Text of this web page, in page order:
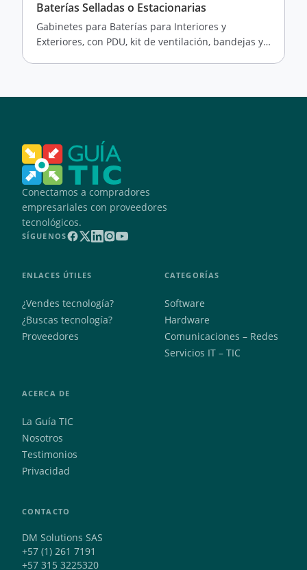
Baterías Selladas o Estacionarias
Gabinetes para Baterías para Interiores y
Exteriores, con PDU, kit de ventilación, bandejas y
Conectamos a compradores
empresariales con proveedores
tecnológicos.
SÍGUENOS
ENLACES ÚTILES
¿Vendes tecnología?
¿Buscas tecnología?
Proveedores
CATEGORÍAS
Software
Hardware
Comunicaciones – Redes
Servicios IT – TIC
ACERCA DE
La Guía TIC
Nosotros
Testimonios
Privacidad
CONTACTO
DM Solutions SAS
+57 (1) 261 7191
+57 315 3225320